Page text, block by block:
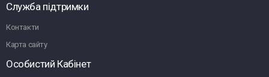
Служба підтримки
Контакти
Карта сайту
Особистий Кабінет